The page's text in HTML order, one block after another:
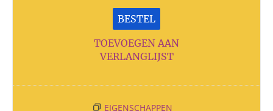
BESTEL
TOEVOEGEN AAN
VERLANGLIJST
EIGENSCHAPPEN